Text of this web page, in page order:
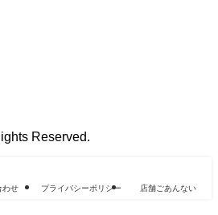
Reserved.
わせ プライバシーポリシー 店舗ごあんない